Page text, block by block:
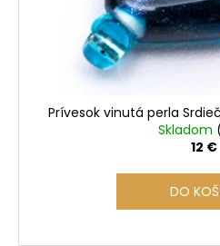
Prívesok vinutá perla
Skladom
12 €
DO